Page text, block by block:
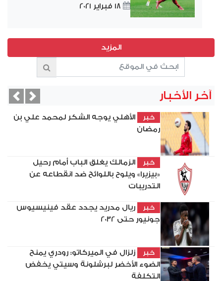
18 فبراير 2021
آخر الأخبار
خبر
الأهلي يوجه الشكر لمحمد علي بن
رمضان
خبر
الزمالك يغلق الباب أمام رحيل
«بيزيرا» ويلوح باللوائح ضد انقطاعه عن
التدريبات
خبر
ريال مدريد يجدد عقد فينيسيوس
جونيور حتى 2032
خبر
زلزال في الميركاتو: رودري يمنح
الضوء الأخضر لبرشلونة وسيتي يخفض
التكلفة
Next